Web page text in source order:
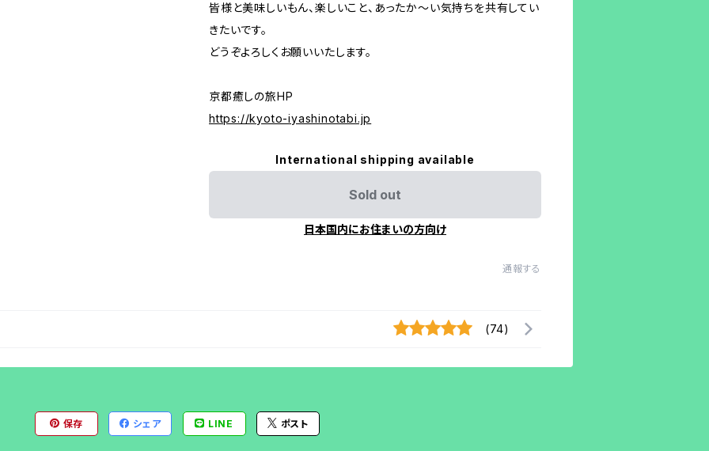
皆様と美味しいもん、楽しいこと、あったか〜い気持ちを共有してい
きたいです。
どうぞよろしくお願いいたします。
京都癒しの旅HP
https://kyoto-iyashinotabi.jp
International shipping available
Sold out
日本国内にお住まいの方向け
通報する
(74)
保存 シェア LINE ポスト